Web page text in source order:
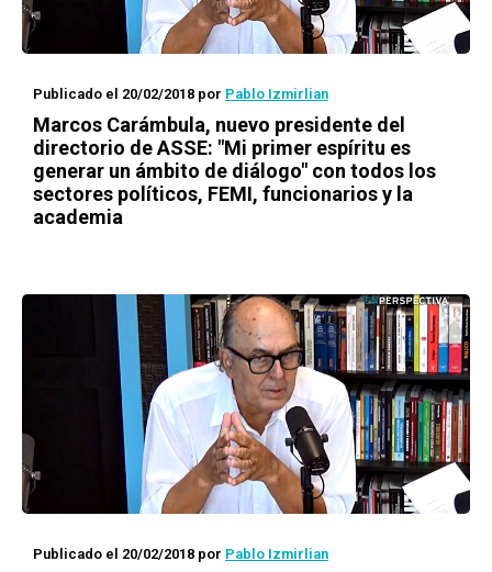
Publicado el 20/02/2018 por Pablo Izmirlian
Marcos Carámbula, nuevo presidente del
directorio de ASSE: "Mi primer espíritu es
generar un ámbito de diálogo" con todos los
sectores políticos, FEMI, funcionarios y la
academia
Publicado el 20/02/2018 por Pablo Izmirlian